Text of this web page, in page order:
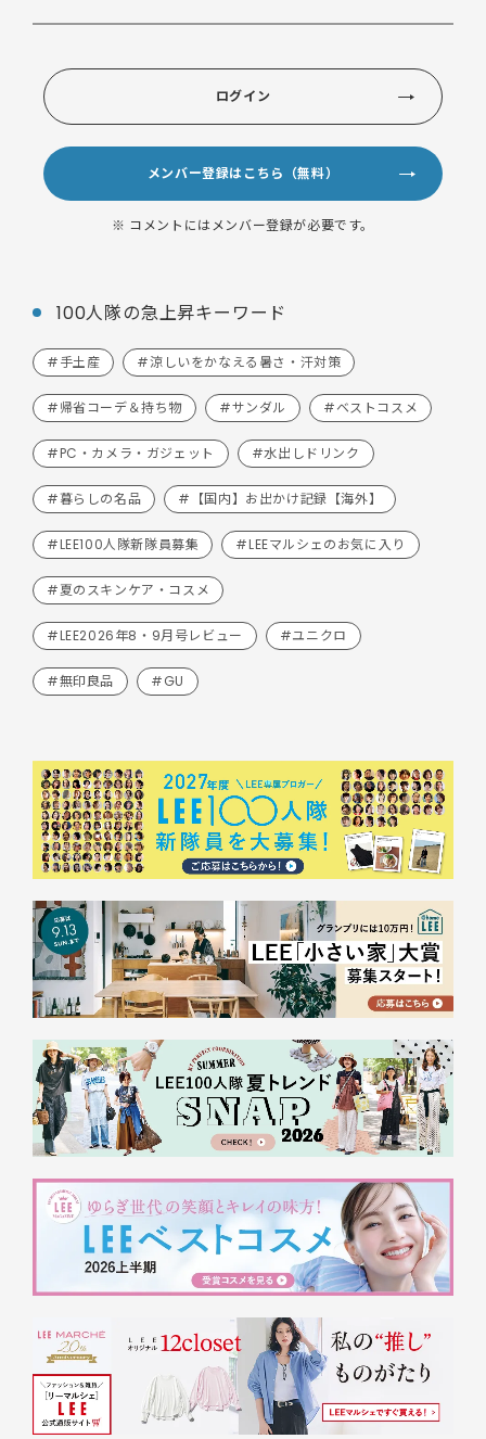
ログイン
メンバー登録はこちら（無料）
※ コメントにはメンバー登録が必要です。
100人隊の急上昇キーワード
#手土産 #涼しいをかなえる暑さ・汗対策
#帰省コーデ＆持ち物 #サンダル #ベストコスメ
#PC・カメラ・ガジェット #水出しドリンク
#暮らしの名品 #【国内】お出かけ記録【海外】
#LEE100人隊新隊員募集 #LEEマルシェのお気に入り
#夏のスキンケア・コスメ
#LEE2026年8・9月号レビュー #ユニクロ
#無印良品 #GU